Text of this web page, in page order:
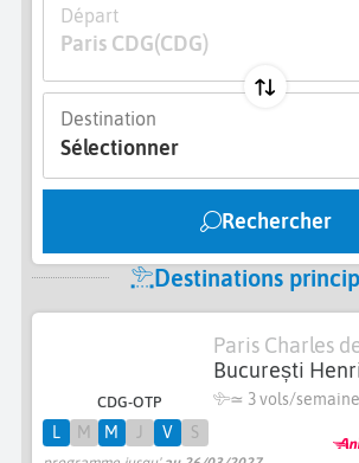
Départ
Paris CDG(CDG)
Destination
Sélectionner
Rechercher
Destinations
CDG-OTP
Paris Charles
București
≃ 3 vols/semaine
L M M V S